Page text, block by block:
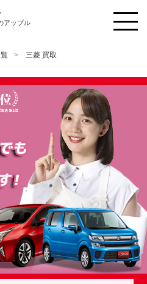
アップル
三菱 買取